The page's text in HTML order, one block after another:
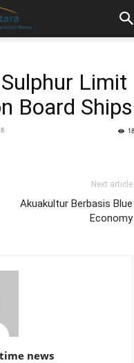
Limit
Board Ships
Next article
Akuakultur Berbasis Blue
Economy
news